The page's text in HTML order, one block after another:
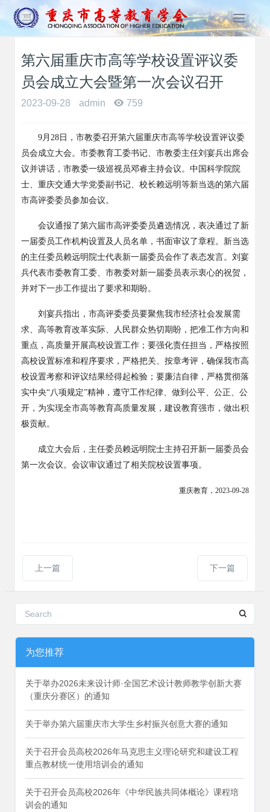
T
o
i
g
a
t
n
第六届重庆市高等学校设置评议委
员会成立大会暨第一次会议召开
2023-09-28 admin 759
9月 28 日，市教委召开第六届重庆市高等学校设置评议委
员会成立大会。市委教育工委书记、市教委主任刘宴兵出席会
议并讲话，市教委一级巡视员邓睿主持会议。中国科学院院
士、重庆交通大学党委副书记、校长赖远明等新当选的第六届
市高评委委员参加会议。
会议通报了第六届市高评委委员遴选情况，表决通过了新
一届委员工作机构设置及人员名单，书面审议了章程。新当选
的主任委员赖远明院士代表新一届委员会作了表态发言。刘宴
兵代表市委教育工委、市教委对新一届委员表示衷心的祝贺，
并对下一步工作提出了要求和期盼。
刘宴兵指出，市高评委委员要聚焦我市经济社会发展需
求、高等教育改革实际、人民群众热切期盼，把准工作方向和
重点，高质量开展高校设置工作；要强化责任担当，严格按照
高校设置标准和程序要求，严格把关、按章考评，确保我市高
校设置考察和评议结果经得起检验；要廉洁自律，严格贯彻落
实中央“八项规定”精神，遵守工作纪律、做到公平、公正、公
开，为实现全市高等教育高质量发展，建设教育强市，做出积
极贡献。
成立大会后，主任委员赖远明院士主持召开新一届委员会
第一次会议。会议审议通过了相关院校设置事项。
重庆教育， 2023-09-28
上一篇 下一篇
为您推荐
关于举办2026未来设计师·全国艺术设计教师教学创新大赛
（重庆分赛区）的通知
关于举办第六届重庆市大学生乡村振兴创意大赛的通知
关于召开会员高校2026年马克思主义理论研究和建设工程
重点教材统一使用培训会的通知
关于召开会员高校2026年《中华民族共同体概论》课程培
训会的通知